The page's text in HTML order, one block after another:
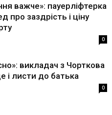
важче»: пауерліфтерка
про заздрість і ціну
0
викладач з Чорткова
і листи до батька
0